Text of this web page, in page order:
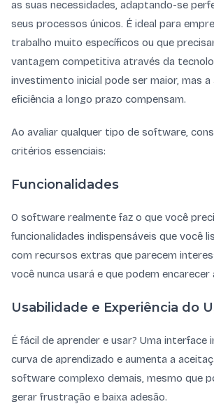
as suas necessidades, adaptando-se
seus processos únicos. É ideal para
trabalho muito específicos ou que
vantagem competitiva através da
investimento inicial pode ser maior, mas a
eficiência a longo prazo compensam.
Ao avaliar qualquer tipo de software,
critérios essenciais:
Funcionalidades
O software realmente faz o que você
funcionalidades indispensáveis que você
com recursos extras que parecem
você nunca usará e que podem encarecer
Usabilidade e Experiência do
É fácil de aprender e usar? Uma interface
curva de aprendizado e aumenta a
software complexo demais, mesmo que
gerar frustração e baixa adesão.